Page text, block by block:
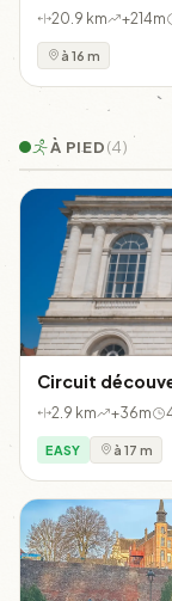
20.9 km +214m
à 16 m
À PIED(4)
Circuit
2.9 km +36m
EASY à 17 m